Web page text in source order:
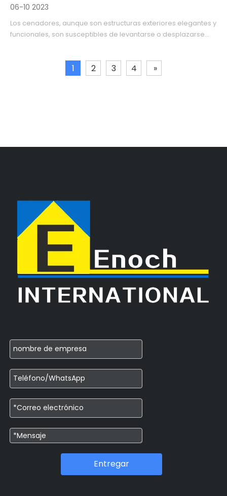
06-10 2023
Los cenadores, aunque son estructuras exteriores elegantes y
funcionales, son susceptibles de levantarse o desplazarse
longevidad.Al utilizar nuestro resistente material compuesto de
1 2 3 4 »
Entregar